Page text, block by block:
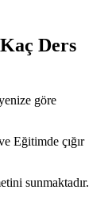
Ders
göre
Eğitimde çığır
sunmaktadır.